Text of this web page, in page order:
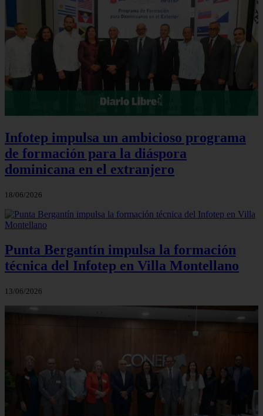
Infotep impulsa un ambicioso programa
de formación para la diáspora
dominicana en el extranjero
18/06/2026
Punta Bergantín impulsa la formación
técnica del Infotep en Villa Montellano
13/06/2026